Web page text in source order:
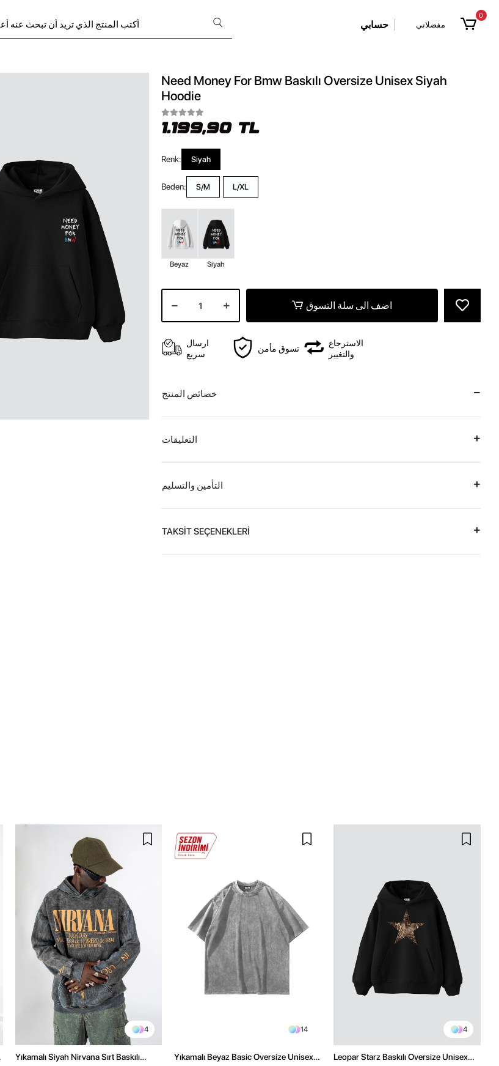
حسابي مفضلاتي
0
Need Money For Bmw Baskılı Oversize Unisex Siyah
Hoodie
1.199,90 TL
Renk: Siyah
Beden: S/M L/XL
Beyaz Siyah
اضف الى سلة التسوق
ارسال
سريع
تسوق مأمن
الاسترجاع
والتغيير
خصائص المنتج
التعليقات
التأمين والتسليم
TAKSİT SEÇENEKLERİ
4
Yıkamalı Siyah Nirvana Sırt Baskılı
14
Yıkamalı Beyaz Basic Oversize Unisex
4
Leopar Starz Baskılı Oversize Unisex